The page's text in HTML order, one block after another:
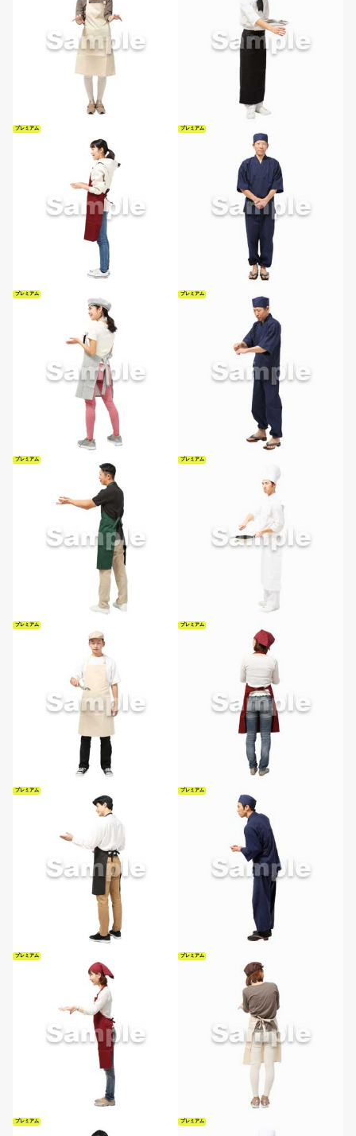
プレミアム プレミアム
プレミアム プレミアム
プレミアム プレミアム
プレミアム プレミアム
プレミアム プレミアム
プレミアム プレミアム
プレミアム プレミアム